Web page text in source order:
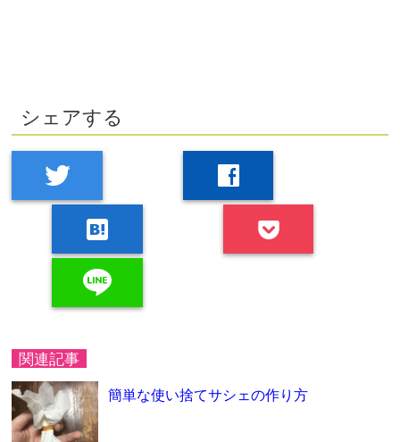
シェアする
twitter
facebook
hatenabookmark
line
関連記事
簡単な使い捨てサシェの作り方